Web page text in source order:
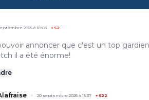
2025 à 10:03 +52
annoncer que c'est un top
il a été énorme!
20 septembre 2025 à 15:37 +522